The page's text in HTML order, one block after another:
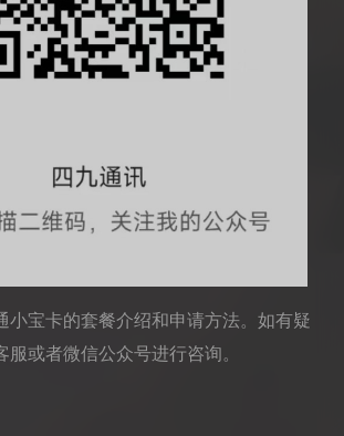
小宝卡的套餐介绍和申请方法。如有疑
服或者微信公众号进行咨询。